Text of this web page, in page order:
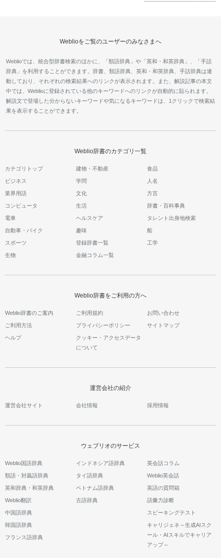
Weblioをご覧のユーザーのみなさまへ
Weblioでは、統合型辞書検索のほかに、「類語辞典」や「英和・和英辞典」、「手話
辞典」を利用することができます。辞書、類語辞典、英和・和英辞典、手話辞典は連
動しており、それぞれの検索結果へのリンクが表示されます。また、解説記事の本文
中では、Weblioに登録されている他のキーワードへのリンクが自動的に貼られます。
解説文で登場した分からないキーワードや気になるキーワードは、1クリックで検索結
果を表示することができます。
Weblio辞書のカテゴリ一覧
カテゴリトップ 建物・不動産 食品
ビジネス 学問 人名
業界用語 文化 方言
コンピュータ 生活 辞書・百科事典
電車 ヘルスケア タレント出身地検索
自動車・バイク 趣味 船
スポーツ 登録辞書一覧 工学
生物 金融コラム一覧
Weblio辞書をご利用の方へ
Weblio辞書のご案内 ご利用規約 お問い合わせ
ご利用方法 プライバシーポリシー サイトマップ
ヘルプ
クッキー・アクセスデータ
について
運営会社の紹介
運営会社サイト 会社情報 採用情報
ウェブリオのサービス
Weblio国語辞典
類語・対義語辞典
英和辞典・和英辞典
Weblio翻訳
中国語辞典
韓国語辞典
フランス語辞典
インドネシア語辞典
タイ語辞典
ベトナム語辞典
古語辞典
英会話コラム
Weblio英会話
英語の質問箱
語彙力診断
スピーキングテスト
キャリジェネ～生成AIスク
ール・AIスキルでキャリア
アップ～